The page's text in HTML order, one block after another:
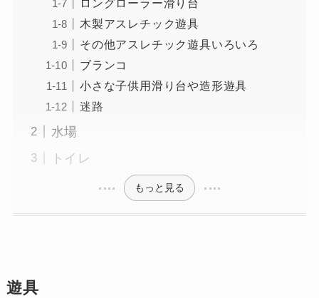
ロングローラー滑り台
木製アスレチック遊具
その他アスレチック遊具いろいろ
ブランコ
小さな子供用滑り台や造形遊具
迷路
水場
トイレ
もっと見る
遊具